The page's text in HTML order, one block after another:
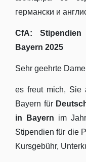
германски и
CfA:
Bayern 2025
Sehr geehrte
es freut mich, Sie
Bayern für
in Bayern im
Stipendien für die
Kursgebühr,